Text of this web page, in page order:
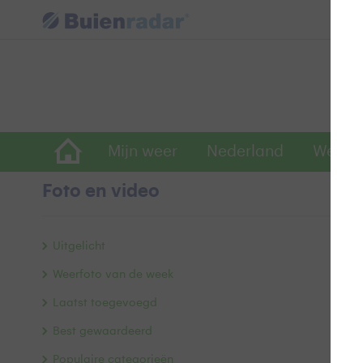
Mijn weer Nederland
Foto en video
Uitgelicht
Weerfoto van de week
Laatst toegevoegd
Best gewaardeerd
Populaire categorieën